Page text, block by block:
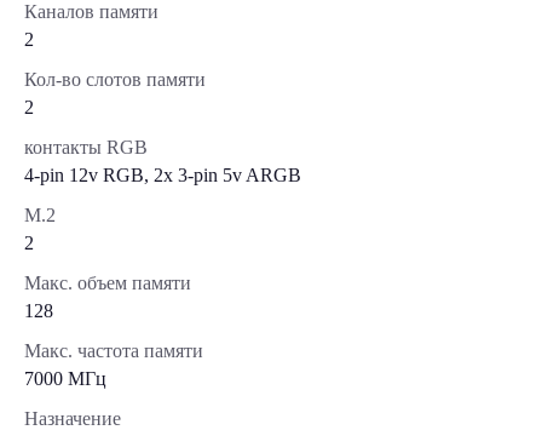
Каналов памяти
2
Кол-во слотов памяти
2
контакты RGB
4-pin 12v RGB, 2x 3-pin 5v ARGB
М.2
2
Макс. объем памяти
128
Макс. частота памяти
7000 МГц
Назначение